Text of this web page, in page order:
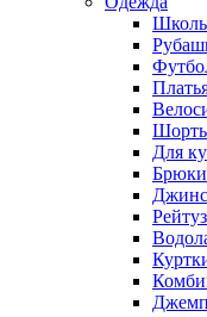
Для
Брюки